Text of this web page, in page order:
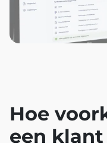
Hoe
een